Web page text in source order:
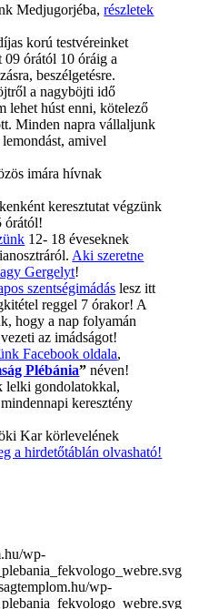
Medjugorjéba,részletek
korú testvéreinket
09 órától 10 óráig a
beszélgetésre.
a nagyböjti idő
lehet húst enni, kötelező
Minden napra vállaljunk
amivel
imára hívnak
keresztutat végzünk
órától!
12- 18 éveseknek
Aki szeretne
Gergelyt!
szentségimádás lesz itt
reggel 7 órakor! A
hogy a nap folyamán
az imádságot!
Facebook oldala,
Plébánia”néven!
lelki gondolatokkal,
keresztény
Kar körlevelének
a hirdetőtáblán olvasható!
wp-
wp-